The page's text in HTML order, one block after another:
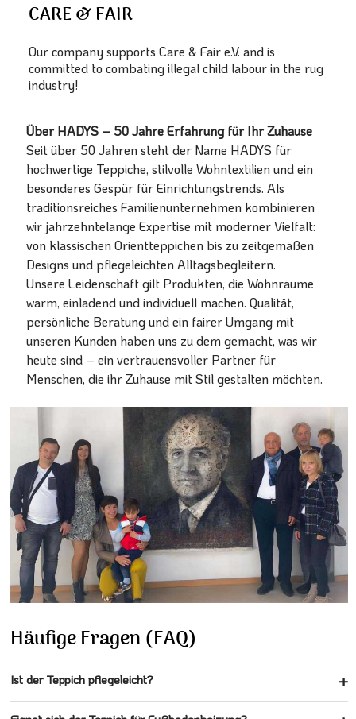
CARE & FAIR
Our company supports Care & Fair e.V. and is
committed to combating illegal child labour in the rug
industry!
Über HADYS – 50 Jahre Erfahrung für Ihr Zuhause
Seit über 50 Jahren steht der Name HADYS für
hochwertige Teppiche, stilvolle Wohntextilien und ein
besonderes Gespür für Einrichtungstrends. Als
traditionsreiches Familienunternehmen kombinieren
wir jahrzehntelange Expertise mit moderner Vielfalt:
von klassischen Orientteppichen bis zu zeitgemäßen
Designs und pflegeleichten Alltagsbegleitern.
Unsere Leidenschaft gilt Produkten, die Wohnräume
warm, einladend und individuell machen. Qualität,
persönliche Beratung und ein fairer Umgang mit
unseren Kunden haben uns zu dem gemacht, was wir
heute sind – ein vertrauensvoller Partner für
Menschen, die ihr Zuhause mit Stil gestalten möchten.
Häufige Fragen (FAQ)
Ist der Teppich pflegeleicht?